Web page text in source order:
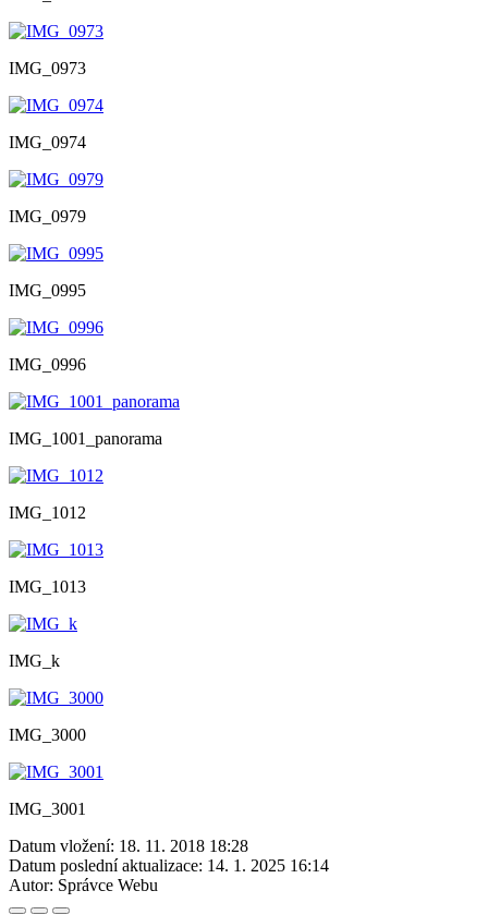
IMG_0973
IMG_0974
IMG_0979
IMG_0995
IMG_0996
IMG_1001_panorama
IMG_1012
IMG_1013
IMG_k
IMG_3000
IMG_3001
Datum vložení: 18. 11. 2018 18:28
Datum poslední aktualizace: 14. 1. 2025 16:14
Autor: Správce Webu